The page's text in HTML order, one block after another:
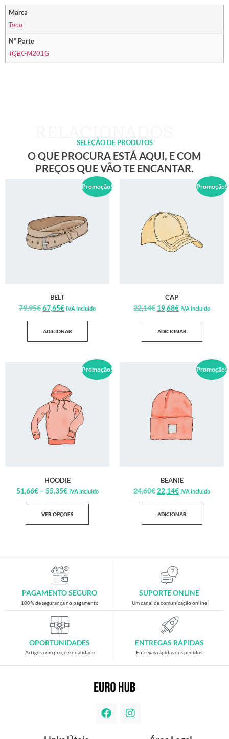
Marca
Tooq
Nº Parte
TQBC-M201G
SELEÇÃO DE PRODUTOS
O QUE PROCURA ESTÁ AQUI, E COM
PREÇOS QUE VÃO TE ENCANTAR.
Promoção!
BELT
79,95€67,65€ IVA incluido
ADICIONAR
Promoção!
CAP
22,14€ 19,68€ IVA incluido
ADICIONAR
Promoção!
HOODIE
51,66€ – 55,35€ IVA incluido
VER OPÇÕES
Promoção!
BEANIE
24,60€ 22,14€ IVA incluido
ADICIONAR
PAGAMENTO SEGURO
100% de segurança no pagamento
SUPORTE ONLINE
Um canal de comunicação online
OPORTUNIDADES
Artigos com preço e qualidade
ENTREGAS RÁPIDAS
Entregas rápidas dos pedidos